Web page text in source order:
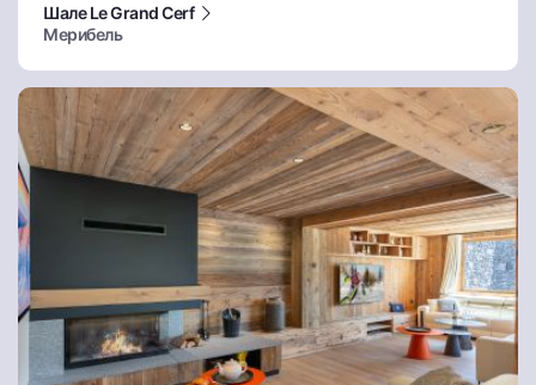
Шале Le Grand Cerf
Мерибель